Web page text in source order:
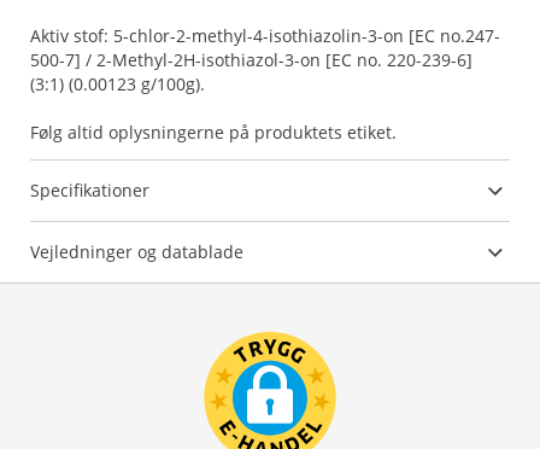
Aktiv stof: 5-chlor-2-methyl-4-isothiazolin-3-on [EC no.247-
500-7] / 2-Methyl-2H-isothiazol-3-on [EC no. 220-239-6]
(3:1) (0.00123 g/100g).
Følg altid oplysningerne på produktets etiket.
Specifikationer
Vejledninger og datablade